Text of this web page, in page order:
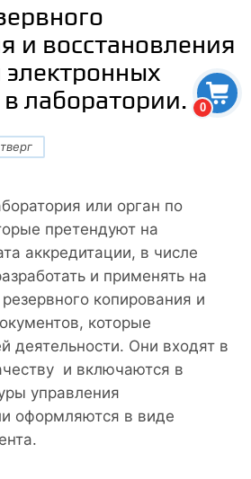
0
и восстановления
лаборатории.
или орган по
претендуют на
аккредитации, в числе
и применять на
копирования и
которые
деятельности. Они входят в
и включаются в
управления
оформляются в виде